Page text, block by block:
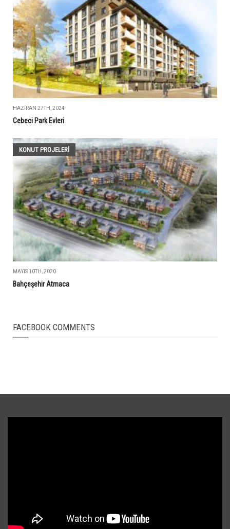
HAZIRAN 27TH, 2024
Cebeci Park Evleri
KONUT PROJELERI
MAYIS 10TH, 2020
Bahçeşehir Atmaca
FACEBOOK COMMENTS